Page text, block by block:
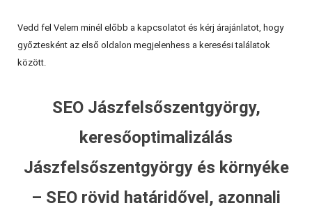
Vedd fel Velem minél előbb a kapcsolatot és kérj árajánlatot, hogy
győztesként az első oldalon megjelenhess a keresési találatok
között.
SEO Jászfelsőszentgyörgy,
keresőoptimalizálás
Jászfelsőszentgyörgy és környéke
– SEO rövid határidővel, azonnali